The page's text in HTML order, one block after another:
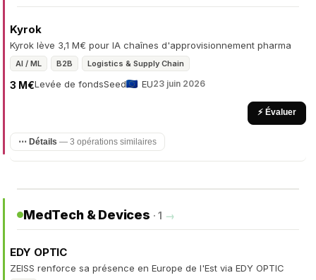
Kyrok
Kyrok lève 3,1 M€ pour IA chaînes d'approvisionnement pharma
AI / ML B2B Logistics & Supply Chain
Levée de fonds
3 M€ Seed EU23 juin 2026
⚡ Évaluer
⋯ Détails — 3 opérations similaires
MedTech & Devices · 1 →
EDY OPTIC
ZEISS renforce sa présence en Europe de l'Est via EDY OPTIC